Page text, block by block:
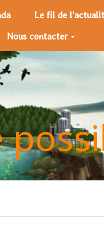
Le fil de
Nous contacter